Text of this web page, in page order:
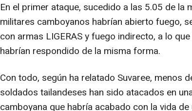
En el primer ataque, sucedido a las 5.05 de la
militares camboyanos habrían abierto fuego,
con armas LIGERAS y fuego indirecto, a lo
habrían respondido de la misma forma.
Con todo, según ha relatado Suvaree, menos
soldados tailandeses han sido atacados en
camboyana que habría acabado con la vida